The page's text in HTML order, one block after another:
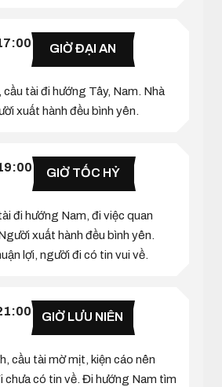
GIỜ ĐẠI AN
tài đi hướng Tây, Nam. Nhà
xuất hành đều bình yên.
GIỜ TỐC HỶ
đi hướng Nam, đi việc quan
xuất hành đều bình yên.
lợi, người đi có tin vui về.
GIỜ LƯU NIÊN
cầu tài mờ mịt, kiện cáo nên
chưa có tin về. Đi hướng Nam tìm